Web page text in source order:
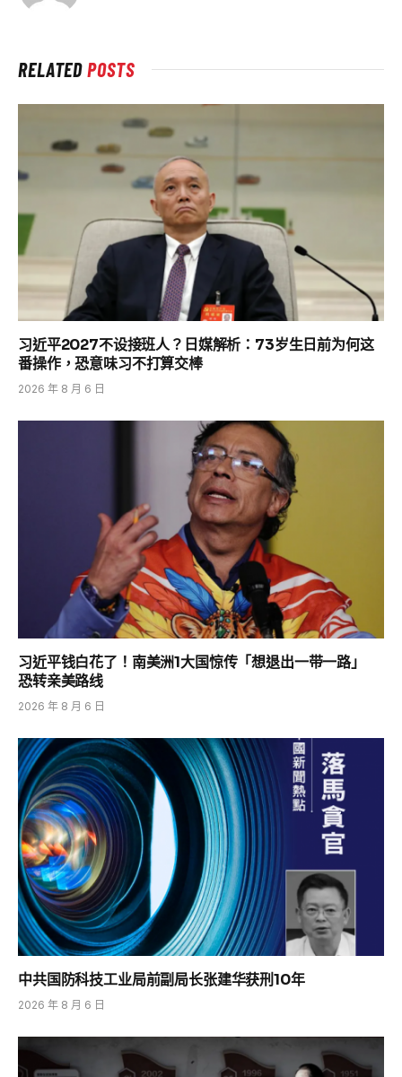
RELATEDPOSTS
习近平2027不设接班人？日媒解析：73岁生日前为何这
番操作，恐意味习不打算交棒
2026 年 8 月 6 日
习近平钱白花了！南美洲1大国惊传「想退出一带一路」
恐转亲美路线
2026 年 8 月 6 日
中共国防科技工业局前副局长张建华获刑10年
2026 年 8 月 6 日